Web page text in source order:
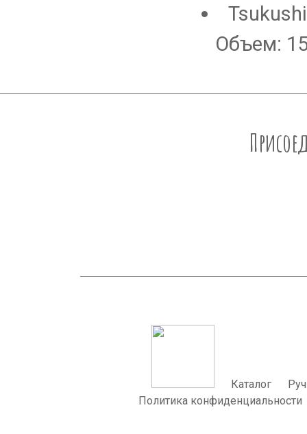
Объем:
Каталог
Политика конфиденциальности